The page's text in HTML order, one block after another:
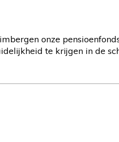
onze
te krijgen in de